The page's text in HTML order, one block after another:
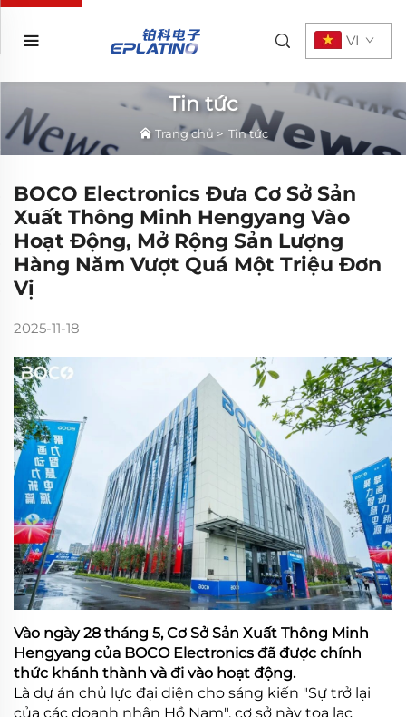
VI
Tin tức
Trang chủ > Tin tức
BOCO Electronics Đưa Cơ Sở Sản
Xuất Thông Minh Hengyang Vào
Hoạt Động, Mở Rộng Sản Lượng
Hàng Năm Vượt Quá Một Triệu Đơn
Vị
2025-11-18
Vào ngày 28 tháng 5, Cơ Sở Sản Xuất Thông Minh
Hengyang của BOCO Electronics đã được chính
thức khánh thành và đi vào hoạt động.
Là dự án chủ lực đại diện cho sáng kiến "Sự trở lại
của các doanh nhân Hồ Nam", cơ sở này tọa lạc